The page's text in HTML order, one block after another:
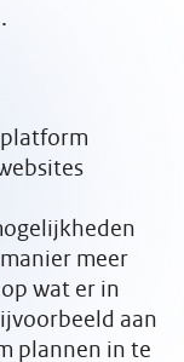
platform
meer
wat er in
aan
plannen in te